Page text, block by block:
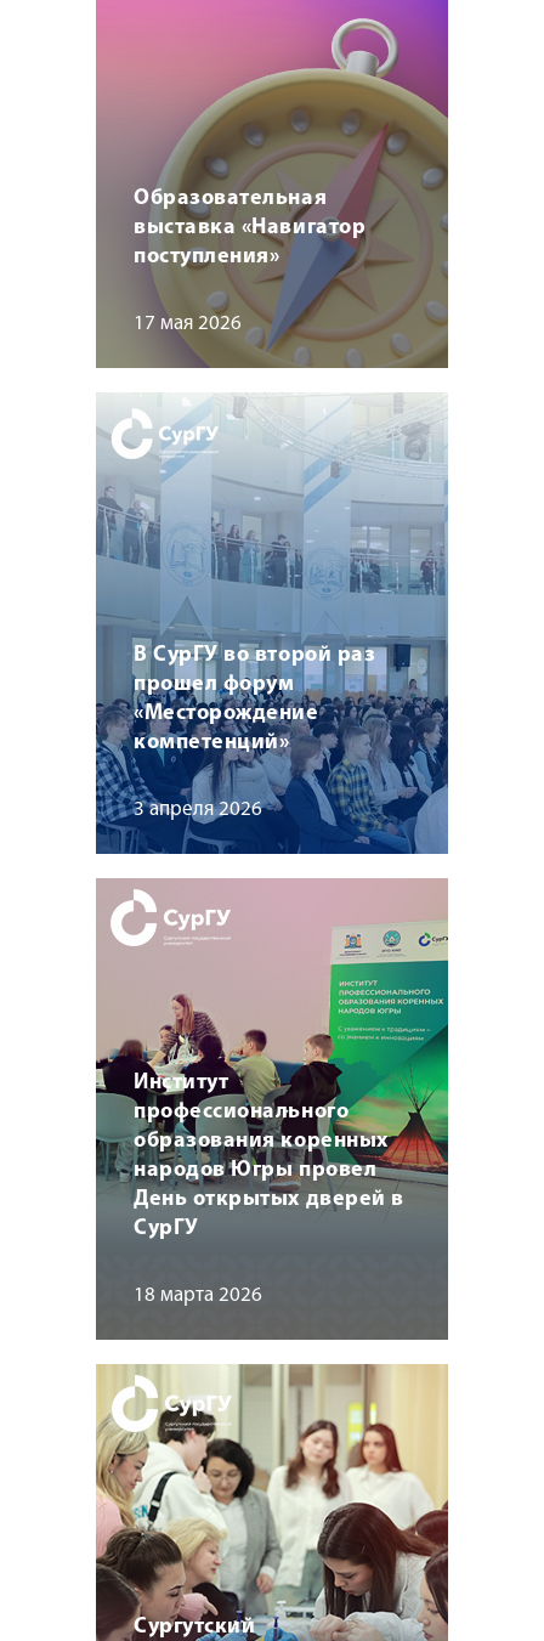
Образовательная
выставка «Навигатор
поступления»
17 мая 2026
В СурГУ во второй раз
прошел форум
«Месторождение
компетенций»
3 апреля 2026
Институт
профессионального
образования коренных
народов Югры провел
День открытых дверей в
СурГУ
18 марта 2026
Сургутский